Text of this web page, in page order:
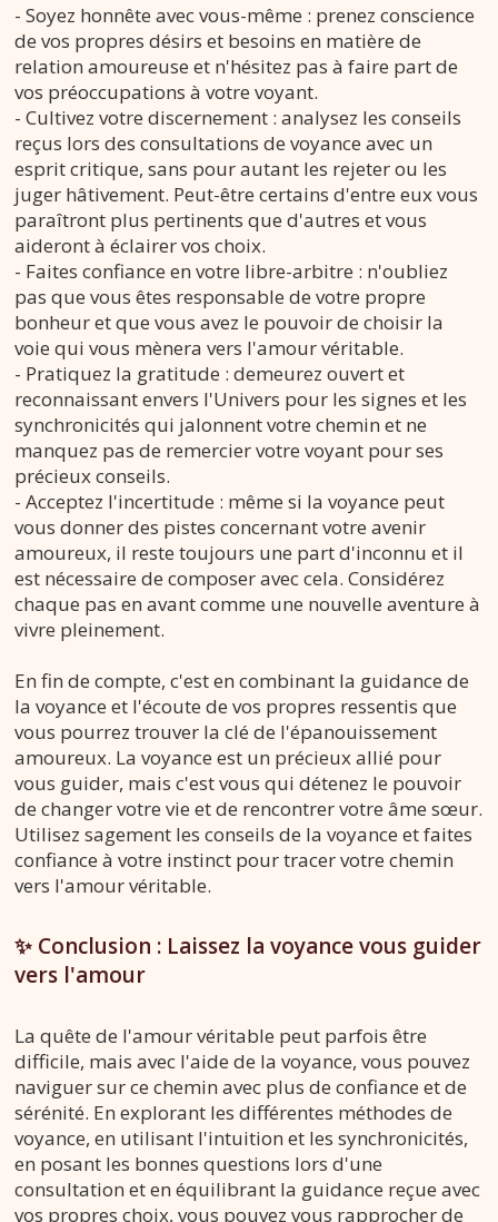
- Soyez honnête avec vous-même : prenez conscience
de vos propres désirs et besoins en matière de
relation amoureuse et n'hésitez pas à faire part de
vos préoccupations à votre voyant.
- Cultivez votre discernement : analysez les conseils
reçus lors des consultations de voyance avec un
esprit critique, sans pour autant les rejeter ou les
juger hâtivement. Peut-être certains d'entre eux vous
paraîtront plus pertinents que d'autres et vous
aideront à éclairer vos choix.
- Faites confiance en votre libre-arbitre : n'oubliez
pas que vous êtes responsable de votre propre
bonheur et que vous avez le pouvoir de choisir la
voie qui vous mènera vers l'amour véritable.
- Pratiquez la gratitude : demeurez ouvert et
reconnaissant envers l'Univers pour les signes et les
synchronicités qui jalonnent votre chemin et ne
manquez pas de remercier votre voyant pour ses
précieux conseils.
- Acceptez l'incertitude : même si la voyance peut
vous donner des pistes concernant votre avenir
amoureux, il reste toujours une part d'inconnu et il
est nécessaire de composer avec cela. Considérez
chaque pas en avant comme une nouvelle aventure à
vivre pleinement.
En fin de compte, c'est en combinant la guidance de
la voyance et l'écoute de vos propres ressentis que
vous pourrez trouver la clé de l'épanouissement
amoureux. La voyance est un précieux allié pour
vous guider, mais c'est vous qui détenez le pouvoir
de changer votre vie et de rencontrer votre âme sœur.
Utilisez sagement les conseils de la voyance et faites
confiance à votre instinct pour tracer votre chemin
vers l'amour véritable.
✨ Conclusion : Laissez la voyance vous guider
vers l'amour
La quête de l'amour véritable peut parfois être
difficile, mais avec l'aide de la voyance, vous pouvez
naviguer sur ce chemin avec plus de confiance et de
sérénité. En explorant les différentes méthodes de
voyance, en utilisant l'intuition et les synchronicités,
en posant les bonnes questions lors d'une
consultation et en équilibrant la guidance reçue avec
vos propres choix, vous pouvez vous rapprocher de